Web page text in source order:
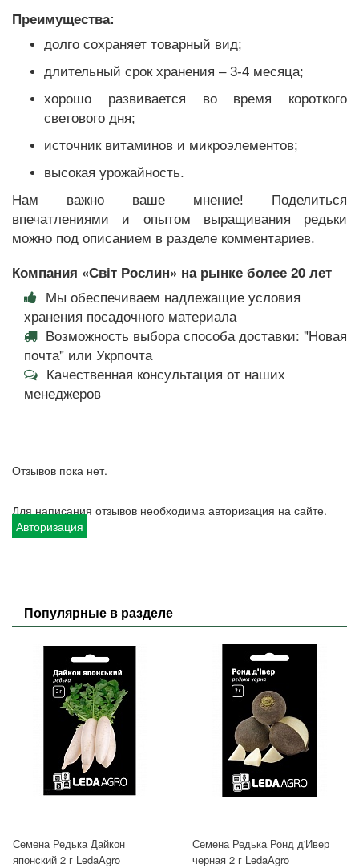
Преимущества:
долго сохраняет товарный вид;
длительный срок хранения – 3-4 месяца;
хорошо развивается во время короткого
светового дня;
источник витаминов и микроэлементов;
высокая урожайность.
Нам важно ваше мнение! Поделиться
впечатлениями и опытом выращивания редьки
можно под описанием в разделе комментариев.
Компания «Світ Рослин» на рынке более 20 лет
Мы обеспечиваем надлежащие условия
хранения посадочного материала
Возможность выбора способа доставки: "Новая
почта" или Укрпочта
Качественная консультация от наших
менеджеров
Отзывов пока нет.
Для написания отзывов необходима авторизация на сайте.
Авторизация
Популярные в разделе
Семена Редька Дайкон
японский 2 г LedaAgro
Семена Редька Ронд д'Ивер
черная 2 г LedaAgro